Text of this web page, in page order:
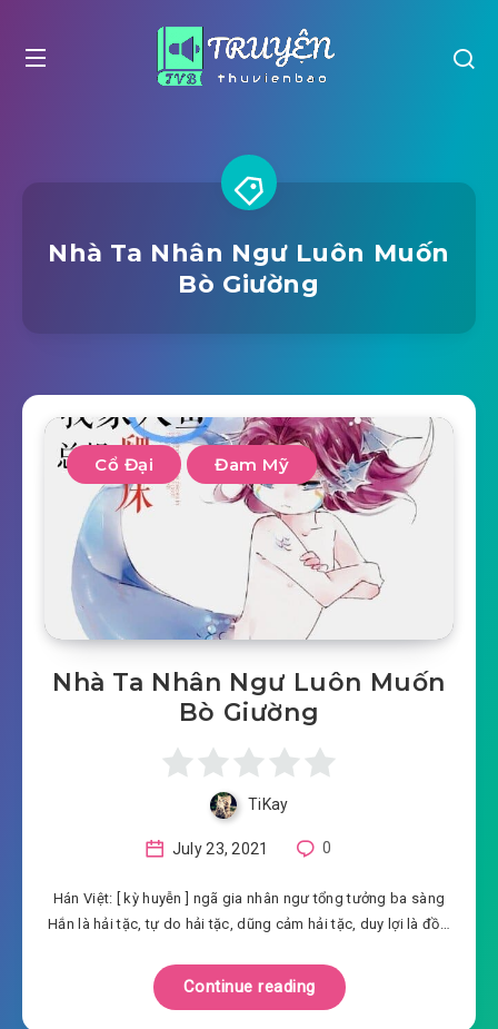
Nhà Ta Nhân Ngư Luôn Muốn
Bò Giường
Cổ Đại Đam Mỹ
Nhà Ta Nhân Ngư Luôn Muốn
Bò Giường
TiKay
July 23, 2021 0
Hán Việt: [ kỳ huyễn ] ngã gia nhân ngư tổng tưởng ba sàng
Hắn là hải tặc, tự do hải tặc, dũng cảm hải tặc, duy lợi là đồ…
Continue reading